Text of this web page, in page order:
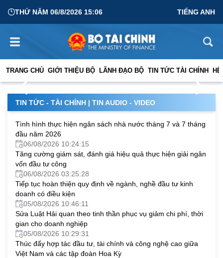
THỨ NĂM 06/8/2026 15:06 TIẾNG ANH
TRANG CHỦ GIỚI THIỆU BỘ LÃNH ĐẠO BỘ TIN TỨC TÀI CHÍNH HỆ
Quyết liệt thực hiện các giải pháp để đạt mục tiêu tăng
trưởng 2 con số
TIN TỨC - TÀI CHÍNH | TIN AUDIO - VIDEO
Tình hình thực hiện ngân sách nhà nước tháng 7 và 7 tháng
đầu năm 2026
06/08/2026 10:24:15
Tăng cường giám sát, đánh giá hiệu quả thực hiện giải ngân
vốn đầu tư công
06/08/2026 03:25:28
Tiếp tục hoàn thiện quy định về ngành, nghề đầu tư kinh
doanh có điều kiện
05/08/2026 10:46:11
Sửa Luật Hải quan theo tinh thần phục vụ giảm chi phí, thời
gian cho doanh nghiệp
05/08/2026 10:29:31
Thúc đẩy hợp tác đầu tư, tài chính và công nghệ cao giữa
Việt Nam và các tập đoàn Hoa Kỳ